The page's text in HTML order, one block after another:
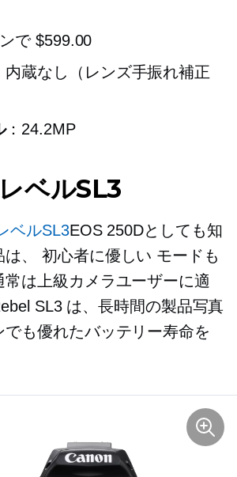
で $599.00
内蔵なし（レンズ手振れ補正
：24.2MP
ベルSL3
ベルSL3EOS 250Dとしても知
、 初心者に優しい モードも
常は上級カメラユーザーに適
SL3 は、長時間の製品写真
も優れたバッテリー寿命を